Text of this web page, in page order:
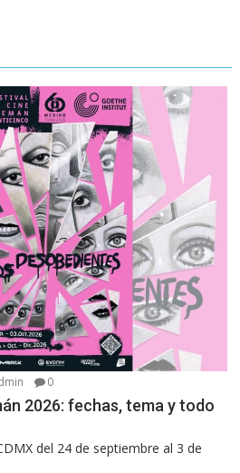
0
2026: fechas, tema y todo
del 24 de septiembre al 3 de